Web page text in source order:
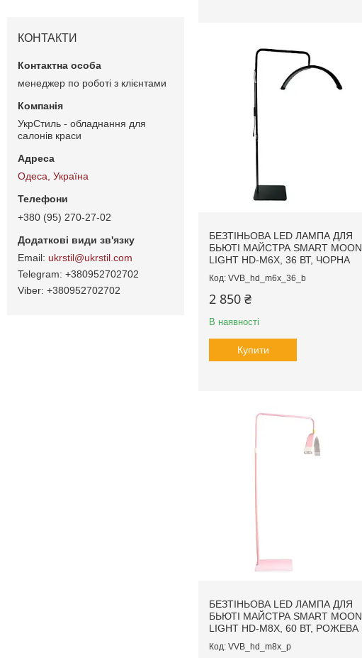
БЕЗТІНЬОВА LED ЛАМПА ДЛЯ
БЬЮТІ МАЙСТРА SMART MOON
LIGHT HD-M6X, 36 ВТ, ЧОРНА
VVB_hd_m6x_36_b
2 850 ₴
В наявності
Купити
БЕЗТІНЬОВА LED ЛАМПА ДЛЯ
БЬЮТІ МАЙСТРА SMART MOON
LIGHT HD-M8X, 60 ВТ, РОЖЕВА
VVB_hd_m8x_p
КОНТАКТИ
менеджер по роботі з клієнтами
УкрСтиль - обладнання для
салонів краси
Одеса, Україна
+380 (95) 270-27-02
ukrstil@ukrstil.com
+380952702702
+380952702702